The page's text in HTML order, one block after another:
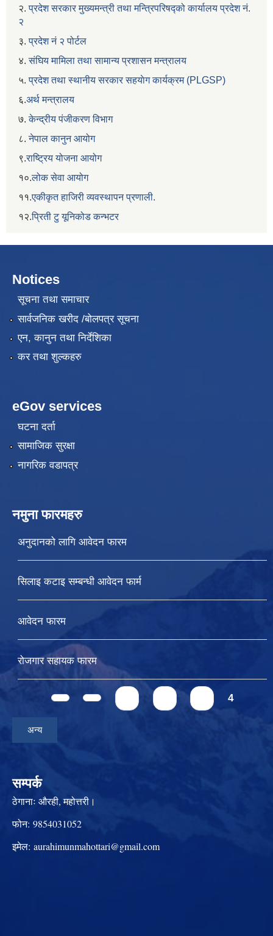
२. प्रदेश सरकार मुख्यमन्त्री तथा मन्त्रिपरिषद्को कार्यालय प्रदेश नं.
२
३.प्रदेश नं २ पोर्टल
४.संघिय मामिला तथा सामान्य प्रशासन मन्त्रालय
५.प्रदेश तथा स्थानीय सरकार सहयाेग कार्यक्रम (PLGSP)
६.अर्थ मन्त्रालय
७.केन्द्रीय पंजीकरण विभाग
८.नेपाल कानुन आयोग
९.राष्ट्रिय योजना आयोग
१०.लोक सेवा आयोग
११.एकीकृत हाजिरी व्यवस्थापन प्रणाली.
१२.प्रिती टु यूनिकोड कन्भटर
Notices
सूचना तथा समाचार
सार्वजनिक खरीद /बोलपत्र सूचना
एन, कानुन तथा निर्देशिका
कर तथा शुल्कहरु
eGov services
घटना दर्ता
सामाजिक सुरक्षा
नागरिक वडापत्र
नमुना फारमहरु
अनुदानको लागि आवेदन फारम
सिलाइ कटाइ सम्बन्धी आवेदन फार्म
आवेदन फारम
रोजगार सहायक फारम
Pages 4
अन्य
सम्पर्क
ठेगानाः औरही, महोत्तरी।
फोन: 9854031052
इमेल: aurahimunmahottari@gmail.com